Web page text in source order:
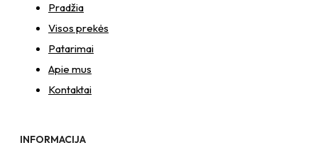
Pradžia
Visos prekės
Patarimai
Apie mus
Kontaktai
INFORMACIJA